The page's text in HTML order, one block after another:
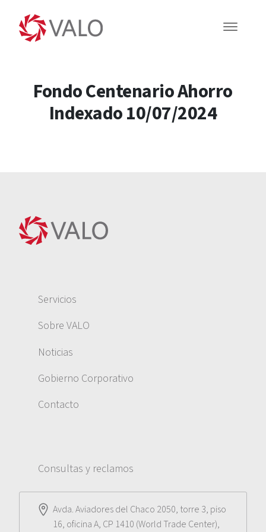
Fondo Centenario Ahorro
Indexado 10/07/2024
Servicios
Sobre VALO
Noticias
Gobierno Corporativo
Contacto
Consultas y reclamos
Avda. Aviadores del Chaco 2050, torre 3, piso
16, oficina A, CP 1410 (World Trade Center),